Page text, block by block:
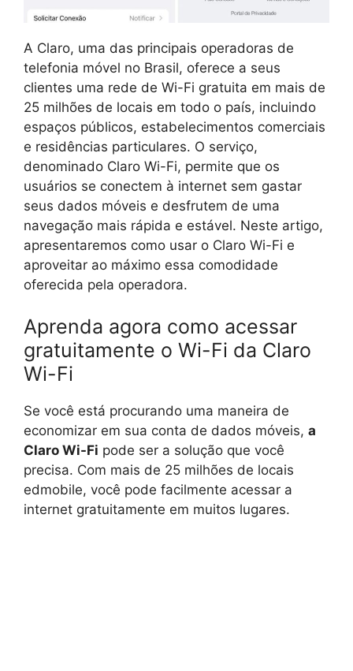
A Claro, uma das principais operadoras de
telefonia móvel no Brasil, oferece a seus
clientes uma rede de Wi-Fi gratuita em mais de
25 milhões de locais em todo o país, incluindo
espaços públicos, estabelecimentos comerciais
e residências particulares. O serviço,
denominado Claro Wi-Fi, permite que os
usuários se conectem à internet sem gastar
seus dados móveis e desfrutem de uma
navegação mais rápida e estável. Neste artigo,
apresentaremos como usar o Claro Wi-Fi e
aproveitar ao máximo essa comodidade
oferecida pela operadora.
Aprenda agora como acessar
gratuitamente o Wi-Fi da Claro
Wi-Fi
Se você está procurando uma maneira de
economizar em sua conta de dados móveis, a
Claro Wi-Fi pode ser a solução que você
precisa. Com mais de 25 milhões de locais
edmobile, você pode facilmente acessar a
internet gratuitamente em muitos lugares.